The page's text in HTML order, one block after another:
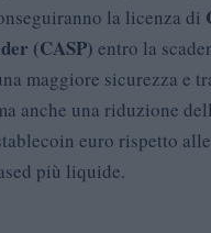
la licenza di
(CASP) entro la
maggiore sicurezza e
anche una riduzione
euro rispetto alle
più liquide.